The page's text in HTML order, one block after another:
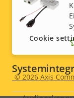
Integriertes
Legal
© 2026 Axis
Cookie